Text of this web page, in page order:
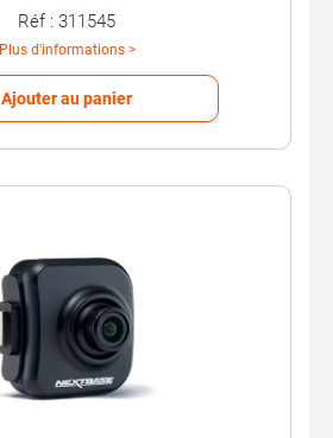
Réf : 311545
Plus d'informations >
Ajouter au panier